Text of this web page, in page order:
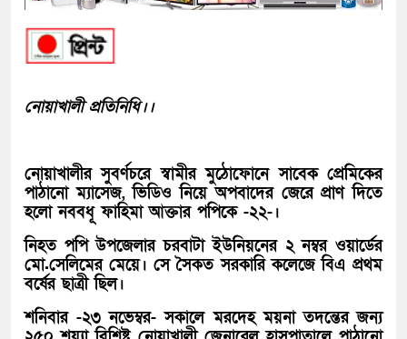
নোয়াখালী প্রতিনিধি।।
নোয়াখালীর সুবর্ণচরে স্বামীর মুঠোফোনে সাবেক প্রেমিকের
পাঠানো ম্যাসেজ, ভিডিও নিয়ে অপবাদের জেরে প্রাণ দিতে
হলো নববধূ ফাহিমা আক্তার পপিকে -২২-।
নিহত পপি উপজেলার চরবাটা ইউনিয়নের ২ নম্বর ওয়ার্ডের
মো.সেলিমের মেয়ে। সে সৈকত সরকারি কলেজে বিএ প্রথম
বর্ষের ছাত্রী ছিল।
শনিবার -২৩ নভেম্বর- সকালে মরদেহ ময়না তদন্তের জন্য